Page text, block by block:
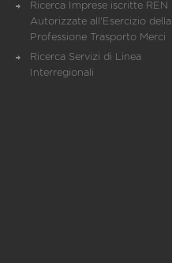
Ricerca Imprese iscritte REN
Autorizzate all'Esercizio della
Professione Trasporto Merci
Ricerca Servizi di Linea
Interregionali